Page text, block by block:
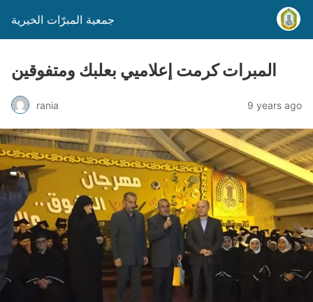
جمعية المبرّات الخيرية
المبرات كرمت إعلاميي بعلبك ومتفوقين
rania 9 years ago